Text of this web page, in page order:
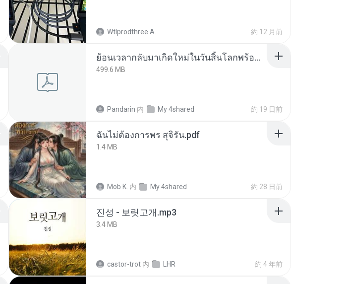
Wtlprodthree A. 約 12 月前
ย้อนเวลากลับมาเกิดใหม่ในวันสิ้นโลกพร้อมมิติส่วนตัว 1-443 [จบ] - 揍趴长颈鹿.pdf
499.6 MB
Pandarin 内 My 4shared 約 19 日前
ฉันไม่ต้องการพร สุจิรัน.pdf
1.4 MB
Mob K. 内 My 4shared 約 28 日前
진성 - 보릿고개.mp3
3.4 MB
castor-trot 内 LHR 約 4 年前